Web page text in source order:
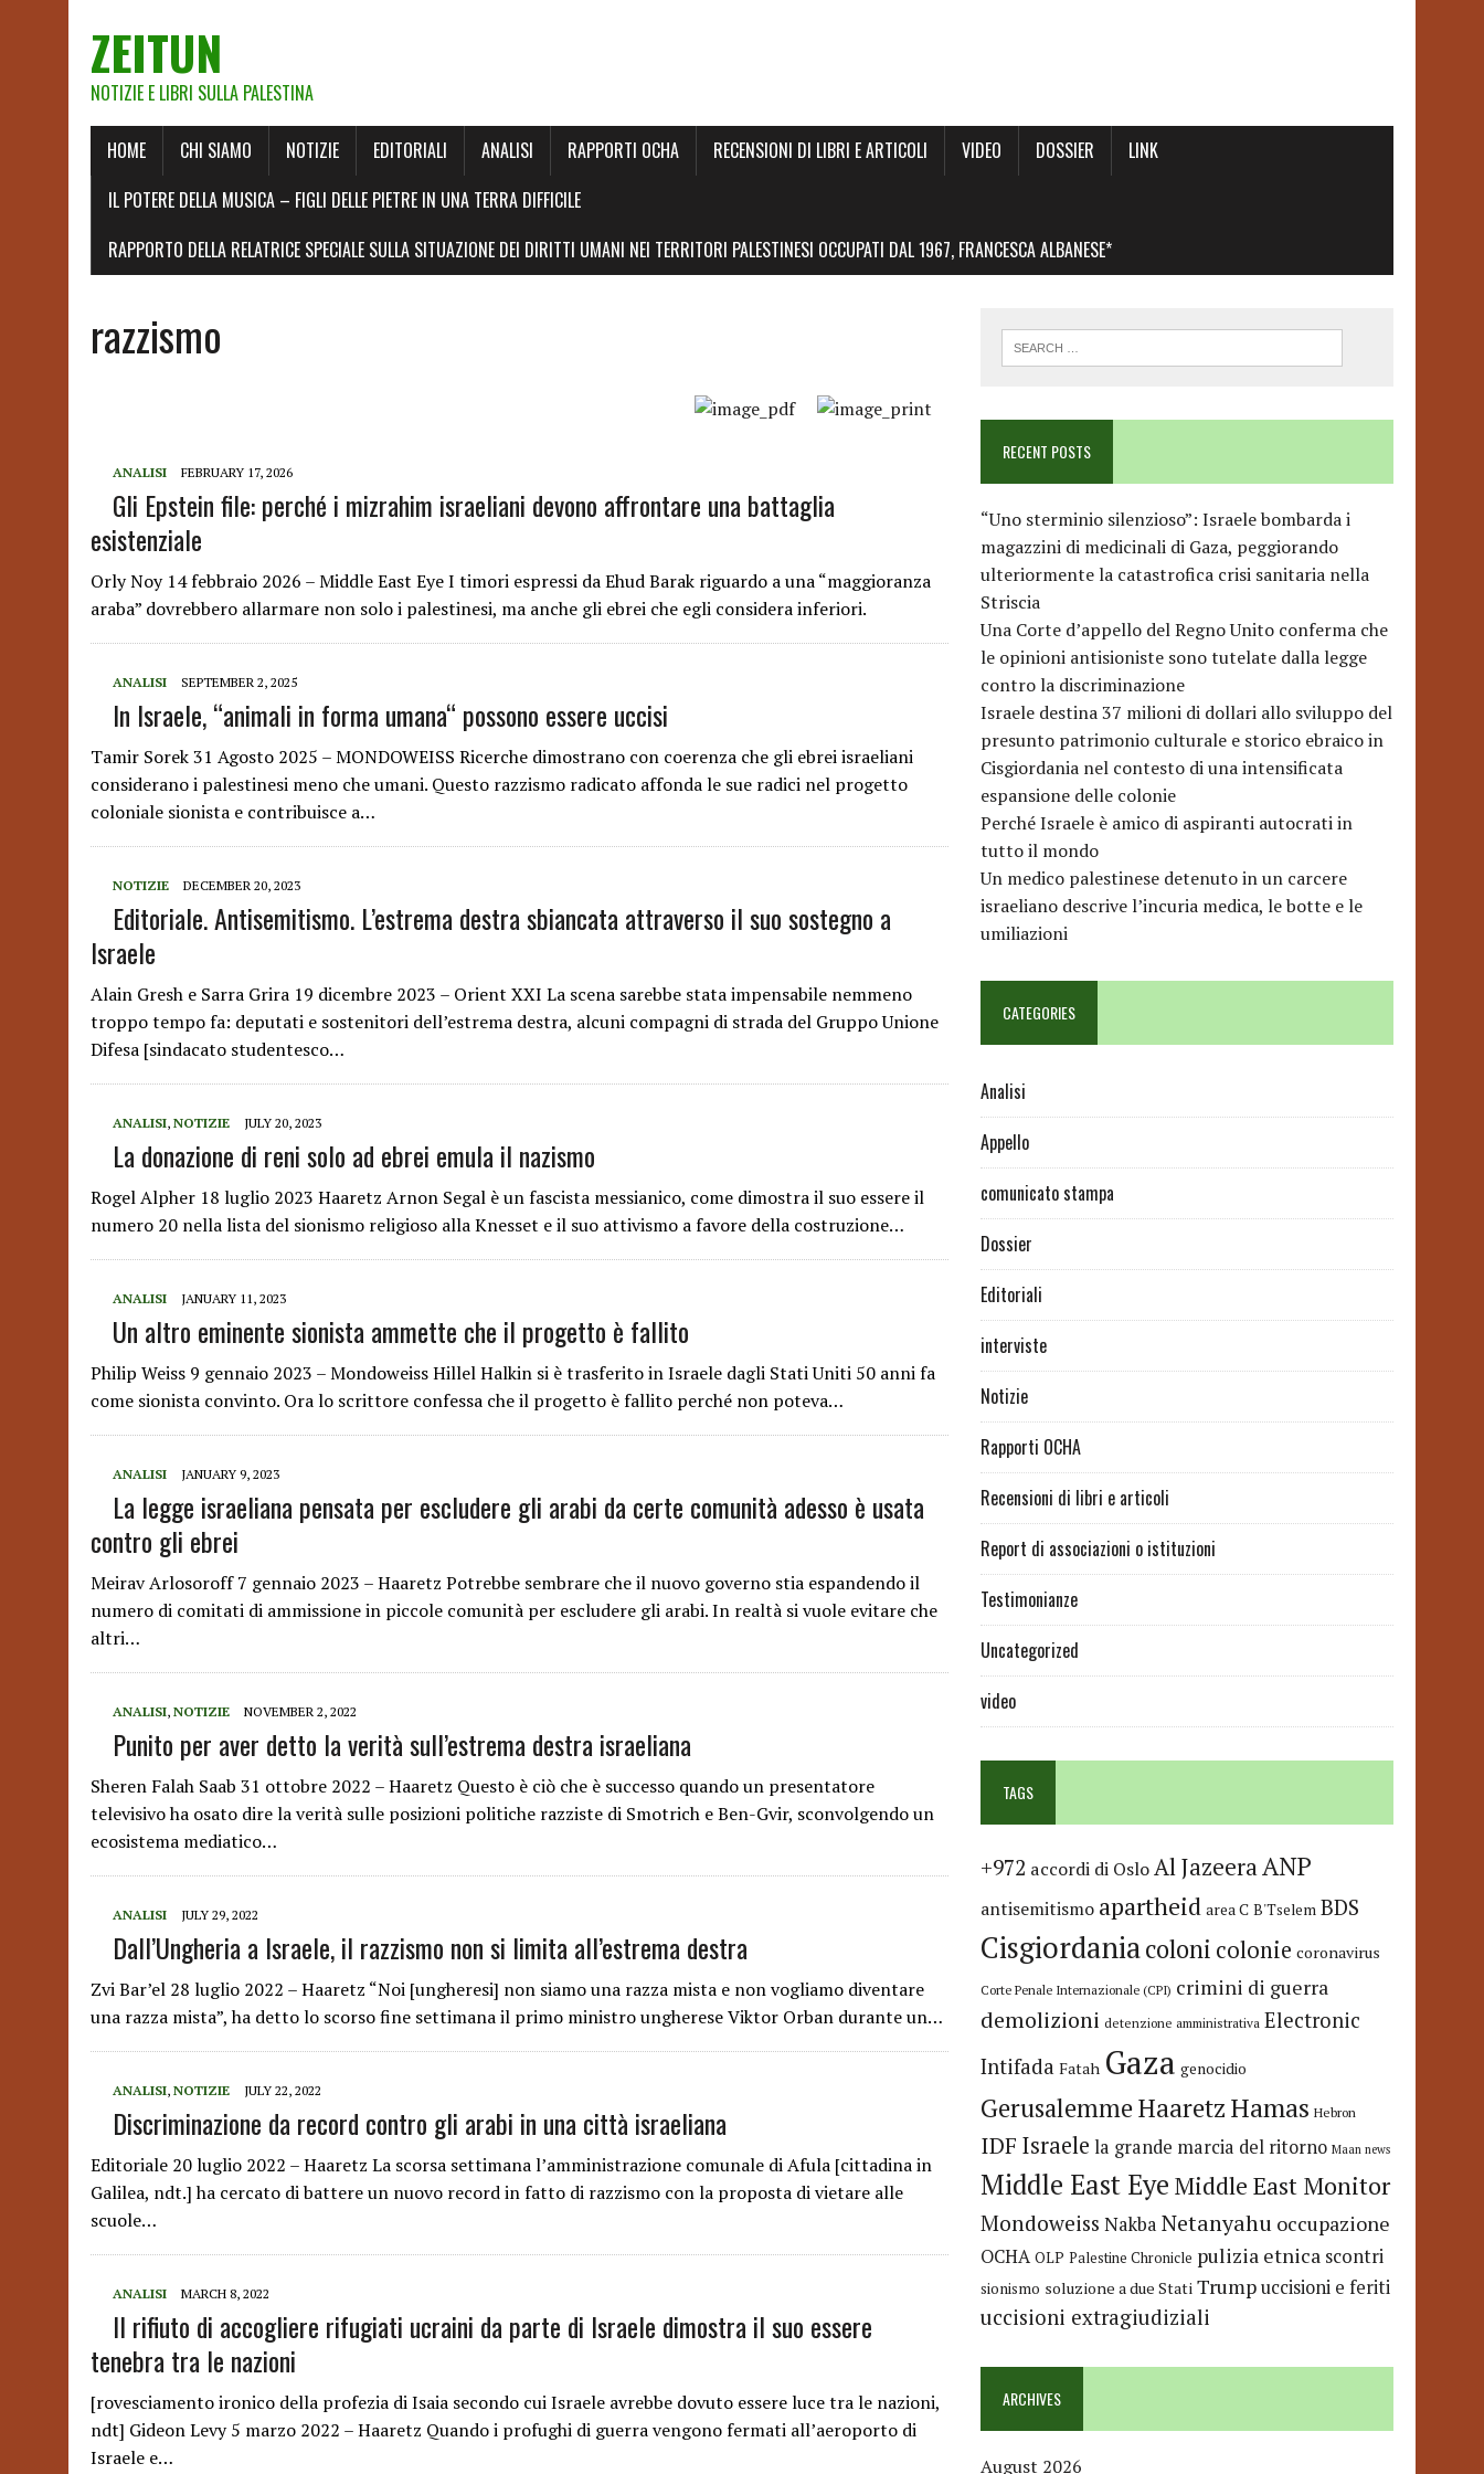
ZEITUN
NOTIZIE E LIBRI SULLA PALESTINA
HOME CHI SIAMO NOTIZIE EDITORIALI ANALISI RAPPORTI OCHA RECENSIONI DI LIBRI E ARTICOLI VIDEO DOSSIER
LINK
IL POTERE DELLA MUSICA – FIGLI DELLE PIETRE IN UNA TERRA DIFFICILE
RAPPORTO DELLA RELATRICE SPECIALE SULLA SITUAZIONE DEI DIRITTI UMANI NEI TERRITORI PALESTINESI OCCUPATI DAL 1967, FRANCESCA ALBANESE*
razzismo
ANALISI FEBRUARY 17, 2026
Gli Epstein file: perché i mizrahim israeliani devono affrontare una battaglia
esistenziale
Orly Noy 14 febbraio 2026 – Middle East Eye I timori espressi da Ehud Barak riguardo a una “maggioranza
araba” dovrebbero allarmare non solo i palestinesi, ma anche gli ebrei che egli considera inferiori.
ANALISI SEPTEMBER 2, 2025
In Israele, “animali in forma umana“ possono essere uccisi
Tamir Sorek 31 Agosto 2025 – MONDOWEISS Ricerche dimostrano con coerenza che gli ebrei israeliani
considerano i palestinesi meno che umani. Questo razzismo radicato affonda le sue radici nel progetto
coloniale sionista e contribuisce a…
NOTIZIE DECEMBER 20, 2023
Editoriale. Antisemitismo. L’estrema destra sbiancata attraverso il suo sostegno a
Israele
Alain Gresh e Sarra Grira 19 dicembre 2023 – Orient XXI La scena sarebbe stata impensabile nemmeno
troppo tempo fa: deputati e sostenitori dell’estrema destra, alcuni compagni di strada del Gruppo Unione
Difesa [sindacato studentesco…
ANALISI, NOTIZIE JULY 20, 2023
La donazione di reni solo ad ebrei emula il nazismo
Rogel Alpher 18 luglio 2023 Haaretz Arnon Segal è un fascista messianico, come dimostra il suo essere il
numero 20 nella lista del sionismo religioso alla Knesset e il suo attivismo a favore della costruzione…
ANALISI JANUARY 11, 2023
Un altro eminente sionista ammette che il progetto è fallito
Philip Weiss 9 gennaio 2023 – Mondoweiss Hillel Halkin si è trasferito in Israele dagli Stati Uniti 50 anni fa
come sionista convinto. Ora lo scrittore confessa che il progetto è fallito perché non poteva…
ANALISI JANUARY 9, 2023
La legge israeliana pensata per escludere gli arabi da certe comunità adesso è usata
contro gli ebrei
Meirav Arlosoroff 7 gennaio 2023 – Haaretz Potrebbe sembrare che il nuovo governo stia espandendo il
numero di comitati di ammissione in piccole comunità per escludere gli arabi. In realtà si vuole evitare che
altri…
ANALISI, NOTIZIE NOVEMBER 2, 2022
Punito per aver detto la verità sull’estrema destra israeliana
Sheren Falah Saab 31 ottobre 2022 – Haaretz Questo è ciò che è successo quando un presentatore
televisivo ha osato dire la verità sulle posizioni politiche razziste di Smotrich e Ben-Gvir, sconvolgendo un
ecosistema mediatico…
ANALISI JULY 29, 2022
Dall’Ungheria a Israele, il razzismo non si limita all’estrema destra
Zvi Bar’el 28 luglio 2022 – Haaretz “Noi [ungheresi] non siamo una razza mista e non vogliamo diventare
una razza mista”, ha detto lo scorso fine settimana il primo ministro ungherese Viktor Orban durante un…
ANALISI, NOTIZIE JULY 22, 2022
Discriminazione da record contro gli arabi in una città israeliana
Editoriale 20 luglio 2022 – Haaretz La scorsa settimana l’amministrazione comunale di Afula [cittadina in
Galilea, ndt.] ha cercato di battere un nuovo record in fatto di razzismo con la proposta di vietare alle
scuole…
ANALISI MARCH 8, 2022
Il rifiuto di accogliere rifugiati ucraini da parte di Israele dimostra il suo essere
tenebra tra le nazioni
[rovesciamento ironico della profezia di Isaia secondo cui Israele avrebbe dovuto essere luce tra le nazioni,
ndt] Gideon Levy 5 marzo 2022 – Haaretz Quando i profughi di guerra vengono fermati all’aeroporto di
Israele e…
RECENT POSTS
“Uno sterminio silenzioso”: Israele bombarda i
magazzini di medicinali di Gaza, peggiorando
ulteriormente la catastrofica crisi sanitaria nella
Striscia
Una Corte d’appello del Regno Unito conferma che
le opinioni antisioniste sono tutelate dalla legge
contro la discriminazione
Israele destina 37 milioni di dollari allo sviluppo del
presunto patrimonio culturale e storico ebraico in
Cisgiordania nel contesto di una intensificata
espansione delle colonie
Perché Israele è amico di aspiranti autocrati in
tutto il mondo
Un medico palestinese detenuto in un carcere
israeliano descrive l’incuria medica, le botte e le
umiliazioni
CATEGORIES
Analisi
Appello
comunicato stampa
Dossier
Editoriali
interviste
Notizie
Rapporti OCHA
Recensioni di libri e articoli
Report di associazioni o istituzioni
Testimonianze
Uncategorized
video
TAGS
+972 accordi di OsloAl JazeeraANP
antisemitismo apartheid area C B'Tselem BDS
Cisgiordaniacoloni colonie coronavirus
Corte Penale Internazionale (CPI) crimini di guerra
demolizioni detenzione amministrativa Electronic
Intifada Fatah Gaza genocidio
GerusalemmeHaaretzHamas Hebron
IDF Israele la grande marcia del ritorno Maan news
Middle East Eye Middle East Monitor
Mondoweiss Nakba Netanyahu occupazione
OCHA OLP Palestine Chronicle pulizia etnica scontri
sionismo soluzione a due Stati Trumpuccisioni e feriti
uccisioni extragiudiziali
ARCHIVES
August 2026